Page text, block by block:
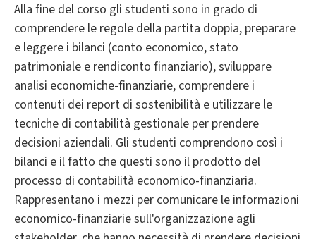
Alla fine del corso gli studenti sono in grado di
comprendere le regole della partita doppia, preparare
e leggere i bilanci (conto economico, stato
patrimoniale e rendiconto finanziario), sviluppare
analisi economiche-finanziarie, comprendere i
contenuti dei report di sostenibilità e utilizzare le
tecniche di contabilità gestionale per prendere
decisioni aziendali. Gli studenti comprendono così i
bilanci e il fatto che questi sono il prodotto del
processo di contabilità economico-finanziaria.
Rappresentano i mezzi per comunicare le informazioni
economico-finanziarie sull'organizzazione agli